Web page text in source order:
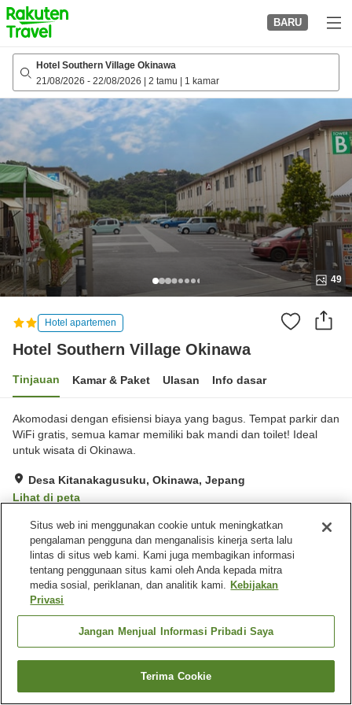
to
top
page
BARU
Hotel Southern Village Okinawa
21/08/2026 - 22/08/2026 2 tamu 1 kamar
49
Hotel apartemen
Hotel Southern Village Okinawa
Tinjauan Kamar & Paket Ulasan Info dasar
Akomodasi dengan efisiensi biaya yang bagus. Tempat parkir dan
WiFi gratis, semua kamar memiliki bak mandi dan toilet! Ideal
untuk wisata di Okinawa.
Desa Kitanakagusuku, Okinawa, Jepang
Lihat di peta
Baik Ulasan:62
Fasilitas properti
Tempat parkir
Restoran
Mesin penjual otomatis
Beranda Jepang Okinawa
Desa Kitanakagusuku
Hotel Southern Village Okinawa
Cari kamar
Situs web ini menggunakan cookie untuk meningkatkan
pengalaman pengguna dan menganalisis kinerja serta lalu
lintas di situs web kami. Kami juga membagikan informasi
tentang penggunaan situs kami oleh Anda kepada mitra
media sosial, periklanan, dan analitik kami. Kebijakan
Privasi
Jangan Menjual Informasi Pribadi Saya
Terima Cookie